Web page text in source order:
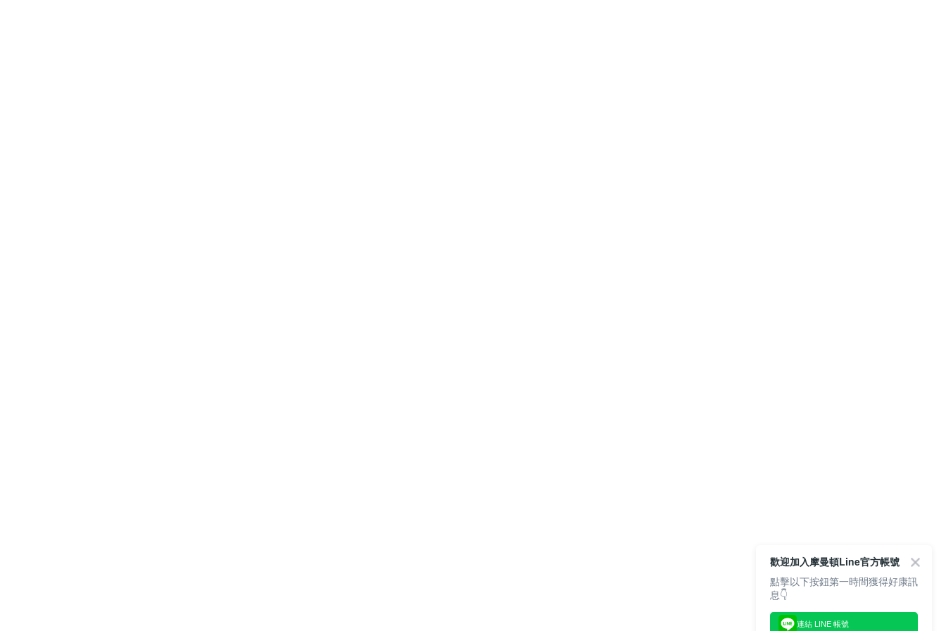
歡迎加入摩曼頓Line官方帳號
點擊以下按鈕第一時間獲得好康訊
息👇
連結 LINE 帳號